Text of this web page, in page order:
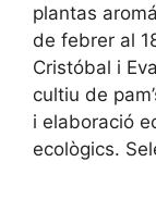
plantas
de febrer al
Cristóbal i
cultiu de
i elaboració
ecològics.